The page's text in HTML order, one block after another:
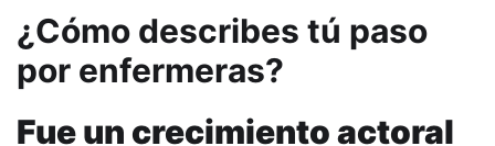
¿Cómo describes tú paso
por enfermeras?
Fue un crecimiento actoral